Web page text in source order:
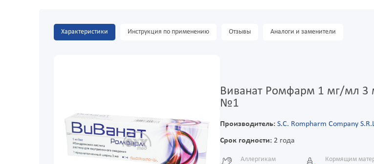
Характеристики Инструкция по применению Отзывы Аналоги и заменители
Виванат Ромфарм 1 мг/мл 3
№1
Производитель: S.C. Rompharm Company
Срок годности:2 года
Аллергикам
Кормящим